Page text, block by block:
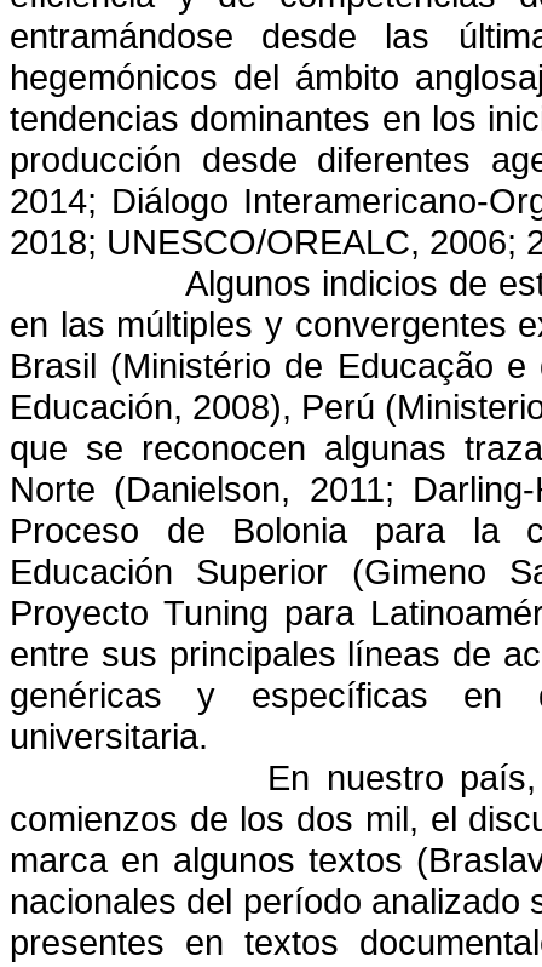
entramándose desde las
hegemónicos del ámbito
tendencias dominantes en los
producción desde diferentes
2014; Diálogo Interamericano-
2018; UNESCO/OREALC, 2006;
Algunos indicios de
en las múltiples y convergentes
Brasil (Ministério de Educação e
Educación, 2008), Perú
que se reconocen algunas
Norte (Danielson, 2011;
Proceso de Bolonia para la
Educación Superior (Gimeno
Proyecto Tuning para
entre sus principales líneas de
genéricas y específicas en
universitaria.
En nuestro
comienzos de los dos mil, el
marca en algunos textos
nacionales del período analizado
presentes en textos